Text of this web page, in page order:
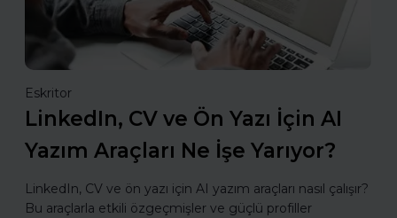
Eskritor
LinkedIn, CV ve Ön Yazı İçin AI
Yazım Araçları Ne İşe Yarıyor?
LinkedIn, CV ve ön yazı için AI yazım araçları nasıl çalışır?
Bu araçlarla etkili özgeçmişler ve güçlü profiller